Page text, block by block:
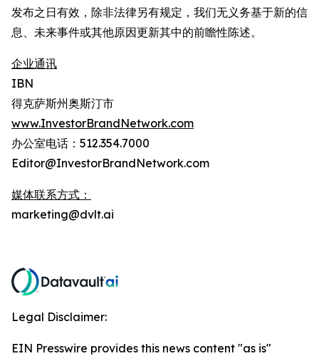
发布之日有效，除非法律另有规定，我们无义务基于新的信
息、未来事件或其他原因更新其中的前瞻性陈述。
企业通讯
IBN
得克萨斯州奥斯汀市
www.InvestorBrandNetwork.com
办公室电话：512.354.7000
Editor@InvestorBrandNetwork.com
媒体联系方式：
marketing@dvlt.ai
Legal Disclaimer:
EIN Presswire provides this news content "as is"